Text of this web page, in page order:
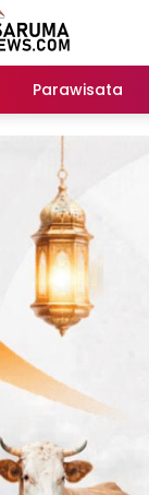
Parawisata